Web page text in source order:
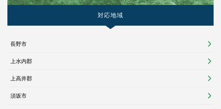
対応地域
長野市
上水内郡
上高井郡
須坂市